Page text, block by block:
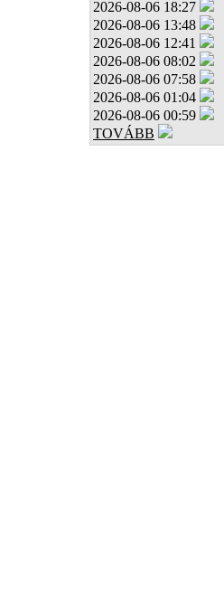
2026-08-06 18:27
2026-08-06 13:48
2026-08-06 12:41
2026-08-06 08:02
2026-08-06 07:58
2026-08-06 01:04
2026-08-06 00:59
TOVÁBB